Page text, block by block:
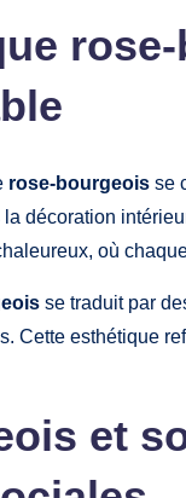
rose-bourgeois se
décoration
où
se traduit par
Cette esthétique
et